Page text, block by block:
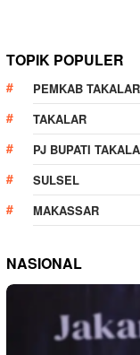
TOPIK POPULER
PEMKAB TAKALAR
TAKALAR
PJ BUPATI
SULSEL
MAKASSAR
NASIONAL